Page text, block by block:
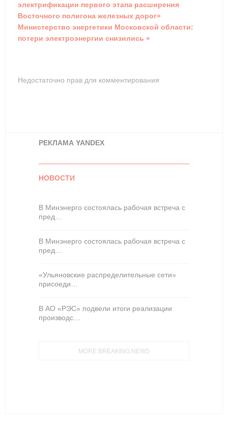
электрификации первого этапа расширения
Восточного полигона железных дорог»
Министерство энергетики Московской области:
потери электроэнергии снизились »
Недостаточно прав для комментирования
РЕКЛАМА YANDEX
НОВОСТИ
В Минэнерго состоялась рабочая встреча с
пред…
В Минэнерго состоялась рабочая встреча с
пред…
«Ульяновские распределительные сети»
присоеди…
В АО «РЭС» подвели итоги реализации
производс…
MORE BREAKING NEWS